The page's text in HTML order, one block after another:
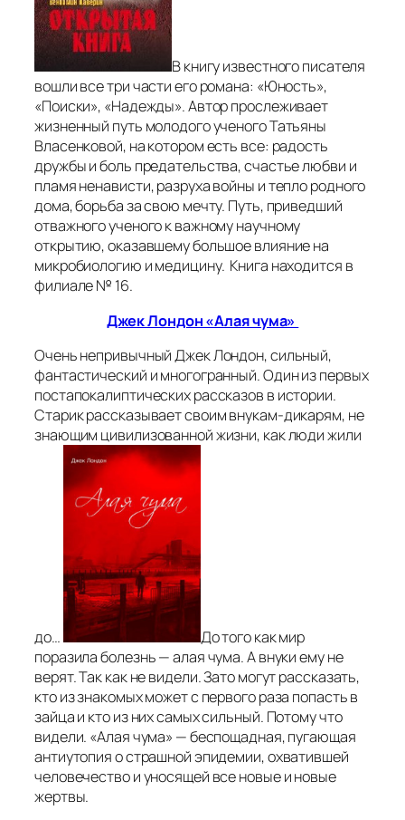
В книгу известного писателя
вошли все три части его романа: «Юность»,
«Поиски», «Надежды». Автор прослеживает
жизненный путь молодого ученого Татьяны
Власенковой, на котором есть все: радость
дружбы и боль предательства, счастье любви и
пламя ненависти, разруха войны и тепло родного
дома, борьба за свою мечту. Путь, приведший
отважного ученого к важному научному
открытию, оказавшему большое влияние на
микробиологию и медицину. Книга находится в
филиале № 16.
Джек Лондон «Алая чума»
Очень непривычный Джек Лондон, сильный,
фантастический и многогранный. Один из первых
постапокалиптических рассказов в истории.
Старик рассказывает своим внукам-дикарям, не
знающим цивилизованной жизни, как люди жили
до…
До того как мир
поразила болезнь — алая чума. А внуки ему не
верят. Так как не видели. Зато могут рассказать,
кто из знакомых может с первого раза попасть в
зайца и кто из них самых сильный. Потому что
видели. «Алая чума» — беспощадная, пугающая
антиутопия о страшной эпидемии, охватившей
человечество и уносящей все новые и новые
жертвы.